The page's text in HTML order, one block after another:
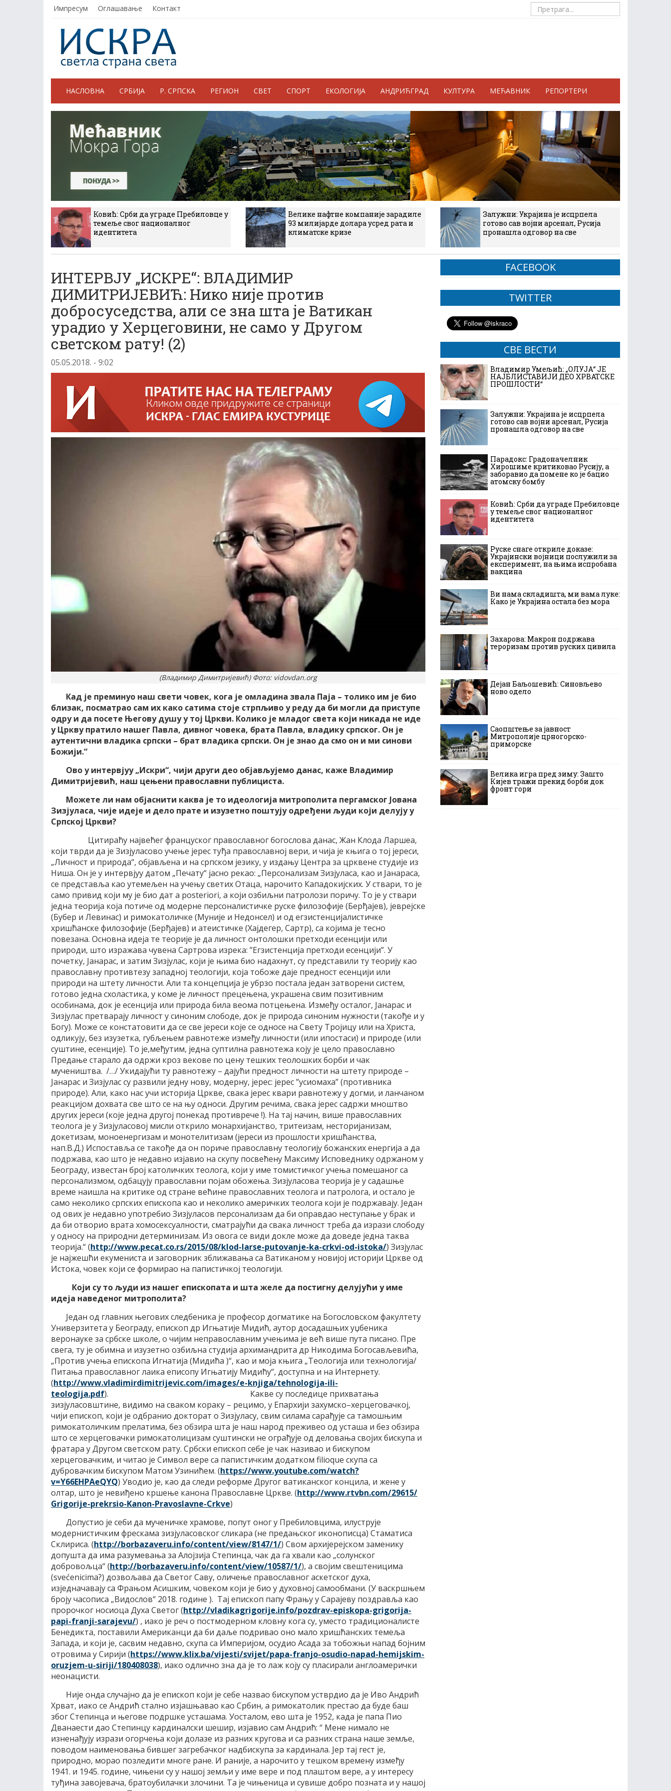
Импресум Оглашавање Контакт
НАСЛОВНА СРБИЈА Р. СРПСКА РЕГИОН СВЕТ СПОРТ ЕКОЛОГИЈА АНДРИЋГРАД КУЛТУРА МЕЋАВНИК РЕПОРТЕРИ
Ковић: Срби да уграде Пребиловце у
темеље свог националног
идентитета
Велике нафтне компаније зарадиле
93 милијарде долара усред рата и
климатске кризе
Залужни: Украјина је исцрпела
готово сав војни арсенал, Русија
пронашла одговор на све
ИНТЕРВЈУ „ИСКРЕ“: ВЛАДИМИР
ДИМИТРИЈЕВИЋ: Нико није против
добросуседства, али се зна шта је Ватикан
урадио у Херцеговини, не само у Другом
светском рату! (2)
05.05.2018. - 9:02
(Владимир Димитријевић) Фото: vidovdan.org
Кад је преминуо наш свети човек, кога је омладина звала Паја – толико им је био
близак, посматрао сам их како сатима стоје стрпљиво у реду да би могли да приступе
одру и да посете Његову душу у тој Цркви. Колико је младог света који никада не иде
у Цркву пратило нашег Павла, дивног човека, брата Павла, владику српског. Он је
аутентични владика српски – брат владика српски. Он је знао да смо он и ми синови
Божији.“
Ово у интервјуу „Искри“, чији други део објављујемо данас, каже Владимир
Димитријевић, наш цењени православни публициста.
Можете ли нам објаснити каква је то идеологија митрополита пергамског Јована
Зизјуласа, чије идеје и дело прате и изузетно поштују одређени људи који делују у
Српској Цркви?
Цитираћу највећег француског православног богослова данас, Жан Клода Ларшеа,
који тврди да је Зизјуласово учење јерес туђа православној вери, и чија је књига о тој јереси,
„Личност и природа“, објављена и на српском језику, у издању Центра за црквене студије из
Ниша. Он је у интервјуу датом „Печату“ јасно рекао: „Персонализам Зизјуласа, као и Јанараса,
се представља као утемељен на учењу светих Отаца, нарочито Кападокијских. У ствари, то је
само привид који му је био дат a posteriori, а који озбиљни патролози поричу. То је у ствари
једна теорија која потиче од модерне персоналистичке руске филозофије (Берђајев), јеврејске
(Бубер и Левинас) и римокатоличке (Муније и Недонсел) и од егзистенцијалистичке
хришћанске филозофије (Берђајев) и атеистичке (Хајдегер, Сартр), са којима је тесно
повезана. Основна идеја те теорије је да личност онтолошки претходи есенцији или
природи, што изражава чувена Сартрова изрека: ”Егзистенција претходи есенцији”. У
почетку, Јанарас, и затим Зизјулас, који је њима био надахнут, су представили ту теорију као
православну противтезу западној теологији, која тобоже даје предност есенцији или
природи на штету личности. Али та концепција је убрзо постала један затворени систем,
готово једна схоластика, у коме је личност прецењена, украшена свим позитивним
особинама, док је есенција или природа била веома потцењена. Између осталог, Јанарас и
Зизјулас претварају личност у синоним слободе, док је природа синоним нужности (такође и у
Богу). Може се констатовити да се све јереси које се односе на Свету Тројицу или на Христа,
одликују, без изузетка, губљењем равнотеже између личности (или ипостаси) и природе (или
суштине, есенције). То је,међутим, једна суптилна равнотежа коју је цело православно
Предање старало да одржи кроз векове по цену тешких теолошких борби и чак
мучеништва. /…/ Укидајући ту равнотежу – дајући предност личности на штету природе –
Јанарас и Зизјулас су развили једну нову, модерну, јерес: јерес ”усиомаха” (противника
природе). Али, како нас учи историја Цркве, свака јерес квари равнотежу у догми, и ланчаном
реакцијом дохвата све што се на њу односи. Другим речима, свака јерес садржи мноштво
других јереси (које једна другој понекад противрече !). На тај начин, више православних
теолога је у Зизјуласовој мисли открило монархијанство, тритеизам, несторијанизам,
докетизам, моноенергизам и монотелитизам (јереси из прошлости хришћанства,
нап.В.Д.) Испоставља се такође да он пориче православну теологију божанских енергија а да
подржава, као што је недавно изјавио на скупу посвећену Максиму Исповеднику одржаном у
Београду, известан број католичких теолога, који у име томистичког учења помешаног са
персонализмом, одбацују православни појам обожења. Зизјуласова теорија је у садашње
време наишла на критике од стране већине православних теолога и патролога, и остало је
само неколико српских епископа као и неколико америчких теолога који је подржавају. Један
од ових је недавно употребио Зизјуласов персонализам да би оправдао неступање у брак и
да би отворио врата хомосексуалности, сматрајући да свака личност треба да изрази слободу
у односу на природни детерминизам. Из овога се види докле може да доведе једна таква
теорија.“ (http://www.pecat.co.rs/2015/08/klod-larse-putovanje-ka-crkvi-od-istoka/) Зизјулас
је најжешћи екумениста и заговорник зближавања са Ватиканом у новијој историји Цркве од
Истока, човек који се формирао на папистичкој теологији.
Који су то људи из нашег епископата и шта желе да постигну делујући у име
идеја наведеног митрополита?
Један од главних његових следбеника је професор догматике на Богословском факултету
Универзитета у Београду, епископ др Игњатије Мидић, аутор досадашњих уџбеника
веронауке за србске школе, о чијим неправославним учењима је већ више пута писано. Пре
свега, ту је обимна и изузетно озбиљна студија архимандрита др Никодима Богосављевића,
„Против учења епископа Игнатија (Мидића )“, као и моја књига „Теологија или технологија/
Питања православног лаика еписопу Игњатију Мидићу“, доступна и на Интернету.
(http://www.vladimirdimitrijevic.com/images/e-knjiga/tehnologija-ili-
teologija.pdf).
Какве су последице прихватања
зизјуласовштине, видимо на сваком кораку – рецимо, у Епархији захумско–херцеговачкој,
чији епископ, који је одбранио докторат о Зизјуласу, свим силама сарађује са тамошњим
римокатоличким прелатима, без обзира шта је наш народ преживео од усташа и без обзира
што се херцеговачки римокатолицизам суштински не ограђује од деловања својих бискупа и
фратара у Другом светском рату. Србски епископ себе је чак називао и бискупом
херцеговачким, и читао је Символ вере са папистичким додатком filioque скупа са
дубровачким бискупом Матом Узинићем. (https://www.youtube.com/watch?
v=Y66EHPAeQYQ) Уводио је, као да следи реформе Другог ватиканског концила, и жене у
олтар, што је невиђено кршење канона Православне Цркве. (http://www.rtvbn.com/29615/
Grigorije-prekrsio-Kanon-Pravoslavne-Crkve)
Допустио је себи да мученичке храмове, попут оног у Пребиловцима, илуструје
модернистичким фрескама зизјуласовског сликара (не предањског иконописца) Стаматиса
Склириса. (http://borbazaveru.info/content/view/8147/1/) Свом архијерејском заменику
допушта да има разумевања за Алојзија Степинца, чак да га хвали као „солунског
добровољца“ (http://borbazaveru.info/content/view/10587/1/), а својим свештеницима
(svećenicima?) дозвољава да Светог Саву, оличење православног аскетског духа,
изједначавају са Фрањом Асишким, човеком који је био у духовној самообмани. (У васкршњем
броју часописа „Видослов“ 2018. године ). Тај епископ папу Фрању у Сарајеву поздравља као
пророчког носиоца Духа Светог (http://vladikagrigorije.info/pozdrav-episkopa-grigorija-
papi-franji-sarajevu/) , иако је реч о постмодерном кловну кога су, уместо традиционалисте
Бенедикта, поставили Американци да би даље подривао оно мало хришћанских темеља
Запада, и који је, сасвим недавно, скупа са Империјом, осудио Асада за тобожњи напад бојним
отровима у Сирији (https://www.klix.ba/vijesti/svijet/papa-franjo-osudio-napad-hemijskim-
oruzjem-u-siriji/180408038), иако одлично зна да је то лаж коју су пласирали англоамерички
неонацисти.
Није онда случајно да је епископ који је себе назвао бискупом устврдио да је Иво Андрић
Хрват, иако се Андрић стално изјашњавао као Србин, а римокатолик престао да буде баш
због Степинца и његове подршке усташама. Уосталом, ево шта је 1952, када је папа Пио
Дванаести дао Степинцу кардиналски шешир, изјавио сам Андрић: “ Мене нимало не
изненађују изрази огорчења који долазе из разних кругова и са разних страна наше земље,
поводом наименовања бившег загребачког надбискупа за кардинала. Јер тај гест је,
природно, морао позледити многе ране. И раније, а нарочито у тешком времену између
1941. и 1945. године, чињени су у нашој земљи у име вере и под плаштом вере, а у интересу
туђина завојевача, братоубилачки злочини. Та је чињеница и сувише добро позната и у нашој
FACEBOOK
TWITTER
СВЕ ВЕСТИ
Владимир Умељић: „ОЛУЈА“ ЈЕ
НАЈБЛИСТАВИЈИ ДЕО ХРВАТСКЕ
ПРОШЛОСТИ“
Залужни: Украјина је исцрпела
готово сав војни арсенал, Русија
пронашла одговор на све
Парадокс: Градоначелник
Хирошиме критиковао Русију, а
заборавио да помене ко је бацио
атомску бомбу
Ковић: Срби да уграде Пребиловце
у темеље свог националног
идентитета
Руске снаге откриле доказе:
Украјински војници послужили за
експеримент, на њима испробана
вакцина
Ви нама складишта, ми вама луке:
Како је Украјина остала без мора
Захарова: Макрон подржава
тероризам против руских цивила
Дејан Баљошевић: Синовљево
ново одело
Саопштење за јавност
Митрополије црногорско-
приморске
Велика игра пред зиму: Зашто
Кијев тражи прекид борби док
фронт гори